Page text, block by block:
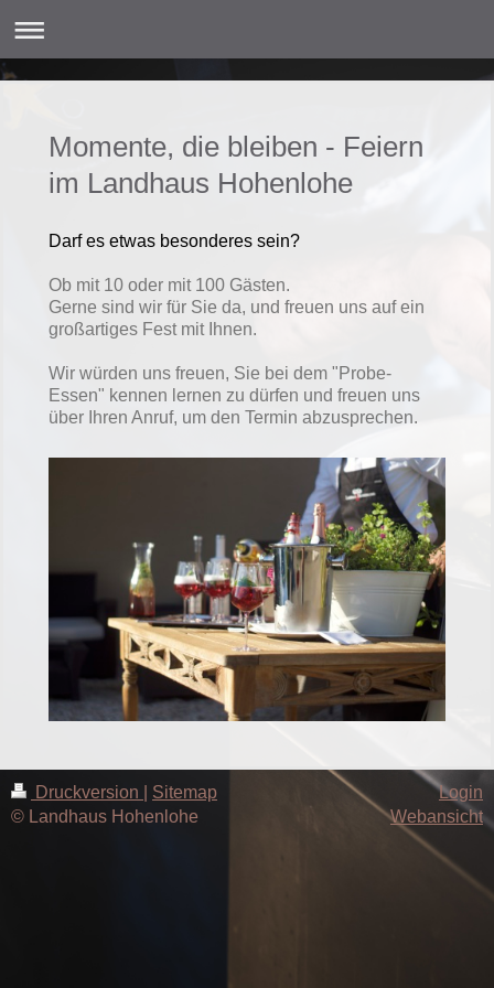
Momente, die bleiben - Feiern
im Landhaus Hohenlohe
Darf es etwas besonderes sein?
Ob mit 10 oder mit 100 Gästen.
Gerne sind wir für Sie da, und freuen uns auf ein
großartiges Fest mit Ihnen.
Wir würden uns freuen, Sie bei dem "Probe-
Essen" kennen lernen zu dürfen und freuen uns
über Ihren Anruf, um den Termin abzusprechen.
Druckversion
Sitemap
© Landhaus Hohenlohe
Login
Webansicht